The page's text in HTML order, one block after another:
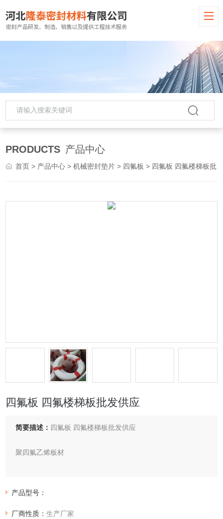
PRODUCTS 产品中心
首页 > 产品中心 >机械密封垫片 > 四氟板 > 四氟板 四氟楼梯板批发供应
四氟板 四氟楼梯板批发供应
简要描述： 四氟板 四氟楼梯板批发供应
聚四氟乙烯板材
产品分类：模压板、车削板
阀门和容器的衬里、衬垫
产品型号：
厂商性质：生产厂家